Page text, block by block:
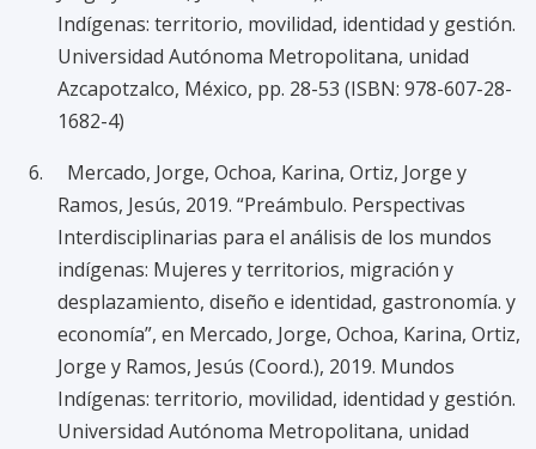
Indígenas: territorio, movilidad, identidad y gestión.
Universidad Autónoma Metropolitana, unidad
Azcapotzalco, México, pp. 28-53 (ISBN: 978-607-28-
1682-4)
6. Mercado, Jorge, Ochoa, Karina, Ortiz, Jorge y
Ramos, Jesús, 2019. “Preámbulo. Perspectivas
Interdisciplinarias para el análisis de los mundos
indígenas: Mujeres y territorios, migración y
desplazamiento, diseño e identidad, gastronomía. y
economía”, en Mercado, Jorge, Ochoa, Karina, Ortiz,
Jorge y Ramos, Jesús (Coord.), 2019. Mundos
Indígenas: territorio, movilidad, identidad y gestión.
Universidad Autónoma Metropolitana, unidad